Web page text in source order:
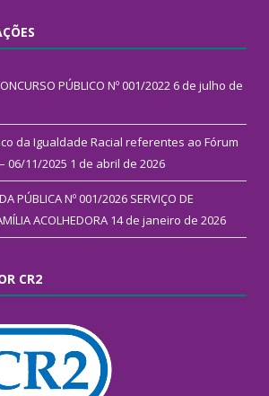
PÚBLICO Nº 001/2022 6 de julho de
da Igualdade Racial referentes ao Fórum
06/11/2025 1 de abril de 2026
PÚBLICA Nº 001/2026 SERVIÇO DE
ACOLHEDORA 14 de janeiro de 2026
CR2